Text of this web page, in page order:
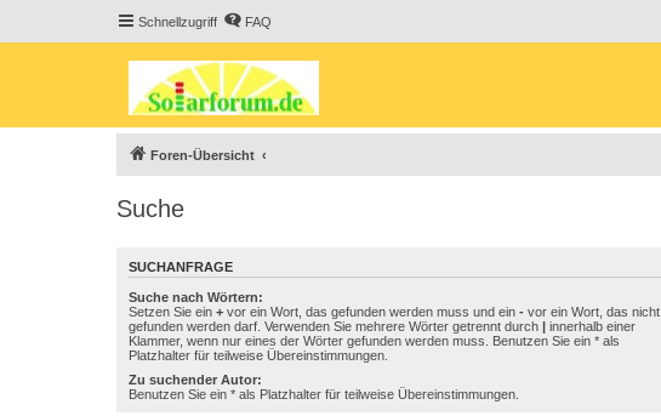
Schnellzugriff FAQ
Foren-Übersicht
Suche
SUCHANFRAGE
Suche nach Wörtern:
Setzen Sie ein + vor ein Wort, das gefunden werden muss und ein - vor ein Wort, das nicht
gefunden werden darf. Verwenden Sie mehrere Wörter getrennt durch | innerhalb einer
Klammer, wenn nur eines der Wörter gefunden werden muss. Benutzen Sie ein * als
Platzhalter für teilweise Übereinstimmungen.
Zu suchender Autor:
Benutzen Sie ein * als Platzhalter für teilweise Übereinstimmungen.